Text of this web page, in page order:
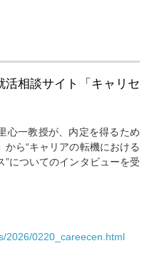
相談サイト「キャリセ
心一教授が、内定を得るため
ら“キャリアの転機における
についてのインタビューを受
2026/0220_careecen.html